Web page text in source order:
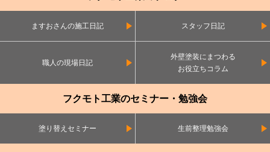
ますおさんの施工日記 スタッフ日記
職人の現場日記
外壁塗装にまつわる
お役立ちコラム
フクモト工業のセミナー・勉強会
塗り替えセミナー 生前整理勉強会